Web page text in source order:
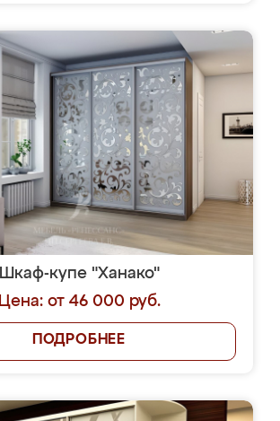
Шкаф-купе "Ханако"
Цена: от 46 000 руб.
ПОДРОБНЕЕ